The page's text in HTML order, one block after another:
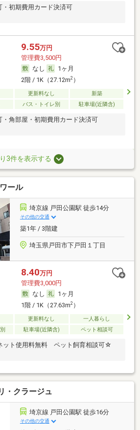
・初期費用カード決済可
9.55万円
管理費3,500円
なし
1ヶ月
2階 / 1K（27.12m2）
更新料なし
新築
バス・トイレ別 駐車場(近隣含)
・角部屋・初期費用カード決済可
3件を表示する
ール
埼京線 戸田公園駅 徒歩14分
その他の交通
築1年 / 3階建
埼玉県戸田市下戸田１丁目
8.40万円
管理費3,000円
なし
1ヶ月
1階 / 1K（27.63m2）
更新料なし
一人暮らし
駐車場(近隣含) ペット相談可
ット使用料無料 ペット飼育相談可☆
・クラージュ
埼京線 戸田公園駅 徒歩16分
その他の交通